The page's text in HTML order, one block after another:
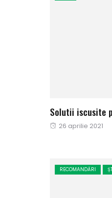
Solutii iscusite
Publicat
26 aprilie 2021
RECOMANDĂRI